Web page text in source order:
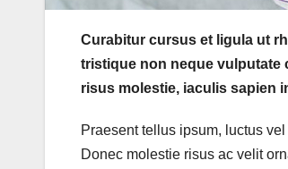
Curabitur cursus et ligula ut
tristique non neque vulputate
risus molestie, iaculis sapien
Praesent tellus ipsum, luctus vel
Donec molestie risus ac velit